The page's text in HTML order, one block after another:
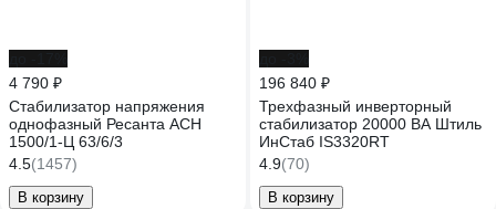
4 790 ₽
Стабилизатор напряжения
однофазный Ресанта АСН
1500/1-Ц 63/6/3
4.5(1457)
В корзину
196 840 ₽
Трехфазный инверторный
стабилизатор 20000 ВА Штиль
ИнСтаб IS3320RT
4.9(70)
В корзину